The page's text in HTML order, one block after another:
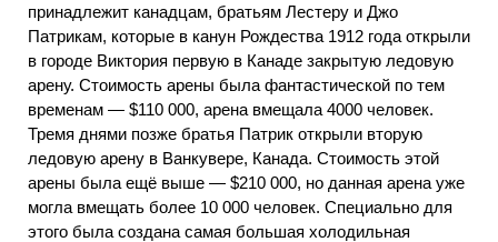
принадлежит канадцам, братьям Лестеру и Джо
Патрикам, которые в канун Рождества 1912 года открыли
в городе Виктория первую в Канаде закрытую ледовую
арену. Стоимость арены была фантастической по тем
временам — $110 000, арена вмещала 4000 человек.
Тремя днями позже братья Патрик открыли вторую
ледовую арену в Ванкувере, Канада. Стоимость этой
арены была ещё выше — $210 000, но данная арена уже
могла вмещать более 10 000 человек. Специально для
этого была создана самая большая холодильная